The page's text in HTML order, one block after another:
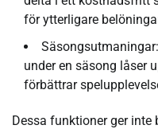
för ytterligare
under en säsong låser
förbättrar
Dessa funktioner ger inte